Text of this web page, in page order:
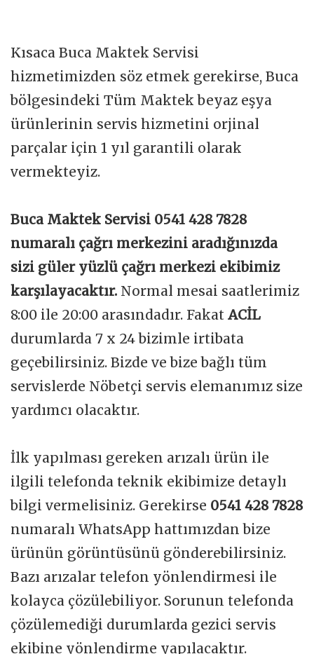
Kısaca Buca Maktek Servisi
hizmetimizden söz etmek gerekirse, Buca
bölgesindeki Tüm Maktek beyaz eşya
ürünlerinin servis hizmetini orjinal
parçalar için 1 yıl garantili olarak
vermekteyiz.
Buca Maktek Servisi 0541 428 7828
numaralı çağrı merkezini aradığınızda
sizi güler yüzlü çağrı merkezi ekibimiz
karşılayacaktır. Normal mesai saatlerimiz
8:00 ile 20:00 arasındadır. Fakat ACİL
durumlarda 7 x 24 bizimle irtibata
geçebilirsiniz. Bizde ve bize bağlı tüm
servislerde Nöbetçi servis elemanımız size
yardımcı olacaktır.
İlk yapılması gereken arızalı ürün ile
ilgili telefonda teknik ekibimize detaylı
bilgi vermelisiniz. Gerekirse 0541 428 7828
numaralı WhatsApp hattımızdan bize
ürünün görüntüsünü gönderebilirsiniz.
Bazı arızalar telefon yönlendirmesi ile
kolayca çözülebiliyor. Sorunun telefonda
çözülemediği durumlarda gezici servis
ekibine yönlendirme yapılacaktır.